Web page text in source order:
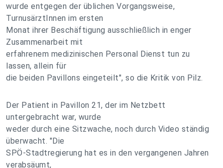
wurde entgegen der üblichen Vorgangsweise,
TurnusärztInnen im ersten
Monat ihrer Beschäftigung ausschließlich in enger
Zusammenarbeit mit
erfahrenem medizinischen Personal Dienst tun zu
lassen, allein für
die beiden Pavillons eingeteilt", so die Kritik von Pilz.
Der Patient in Pavillon 21, der im Netzbett
untergebracht war, wurde
weder durch eine Sitzwache, noch durch Video ständig
überwacht. "Die
SPÖ-Stadtregierung hat es in den vergangenen Jahren
verabsäumt,